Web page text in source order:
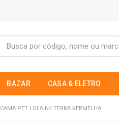
BAZAR CASA & ELETRO
CAMA PET LOLA N4 TERRA VERMELHA